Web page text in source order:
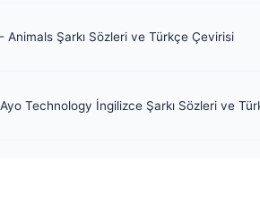
Animals Şarkı Sözleri ve Türkçe Çevirisi
Technology İngilizce Şarkı Sözleri ve